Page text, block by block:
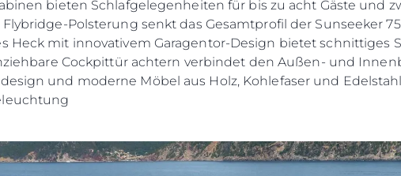
bieten Schlafgelegenheiten für bis zu acht Gäste und
Polsterung senkt das Gesamtprofil der Sunseeker
Heck mit innovativem Garagentor-Design bietet schnittiges
Cockpittür achtern verbindet den Außen- und
und moderne Möbel aus Holz, Kohlefaser und